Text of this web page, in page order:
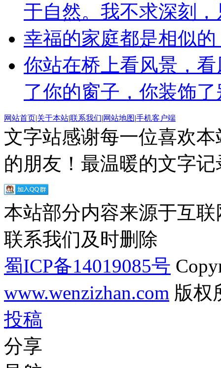
于自然。我不求深刻
幸福的家庭都是相似
你站在桥上看风景，
了你的窗子，你装饰
网站首页|关于本站|联系我们|网站地图|手机客户端
文字站感谢每一位喜欢
的朋友！最温暖的文字
本站部分内容来源于互
联系我们及时删除
蜀ICP备14019085号
www.wenzizhan.com 版权
投稿
分享